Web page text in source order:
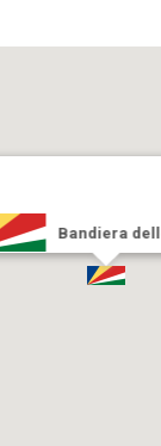
Bandiera